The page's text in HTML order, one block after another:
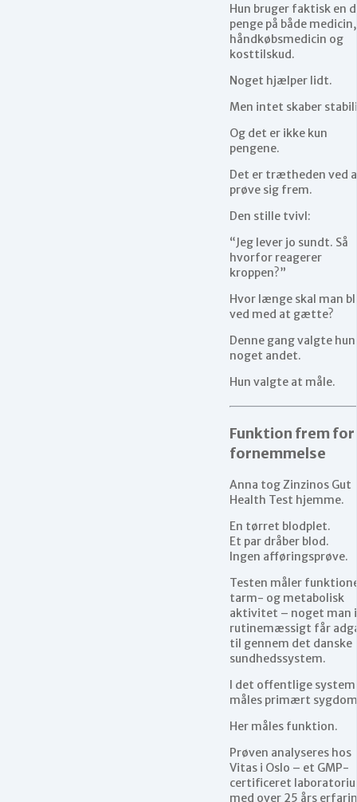
Hun bruger faktisk en
penge på både medicin,
håndkøbsmedicin og
kosttilskud.
Noget hjælper lidt.
Men intet skaber
Og det er ikke kun
pengene.
Det er trætheden ved
prøve sig frem.
Den stille tvivl:
“Jeg lever jo sundt. Så
hvorfor reagerer
kroppen?”
Hvor længe skal man
ved med at gætte?
Denne gang valgte hun
noget andet.
Hun valgte at måle.
Funktion frem for
fornemmelse
Anna tog Zinzinos Gut
Health Test hjemme.
En tørret blodplet.
Et par dråber blod.
Ingen afføringsprøve.
Testen måler
tarm- og metabolisk
aktivitet – noget man
rutinemæssigt får
til gennem det danske
sundhedssystem.
I det offentlige system
måles primært
Her måles funktion.
Prøven analyseres hos
Vitas i Oslo – et GMP-
certificeret
med over 25 års